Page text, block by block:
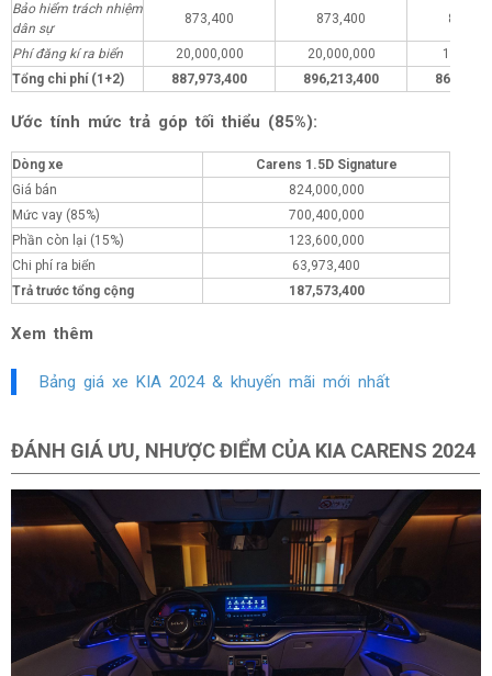
Bảo hiểm trách nhiệm
dân sự
873,400 873,400
Phí đăng kí ra biển 20,000,000 20,000,000
Tổng chi phí (1+2)
887,973,400 896,213,400
Ước tính mức trả góp tối thiểu (85%):
Dòng xe
Carens 1.5D Signature
Giá bán
824,000,000
Mức vay (85%)
700,400,000
Phần còn lại (15%)
123,600,000
Chi phí ra biển
63,973,400
Trả trước tổng cộng
187,573,400
Xem thêm
Bảng giá xe KIA 2024 & khuyến mãi mới nhất
ĐÁNH GIÁ ƯU, NHƯỢC ĐIỂM CỦA KIA CARENS 2024